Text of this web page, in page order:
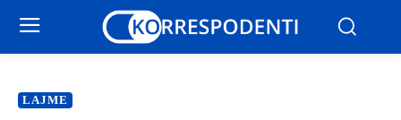
LAJME